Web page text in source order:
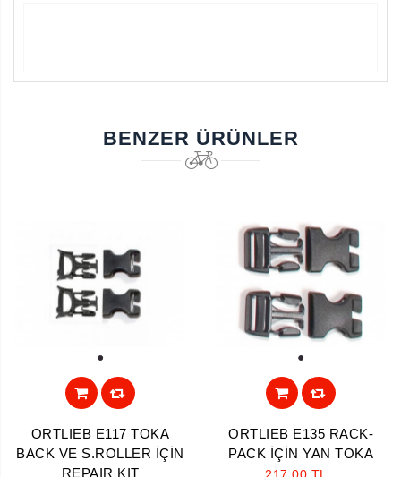
BENZER ÜRÜNLER
ORTLIEB E117 TOKA
BACK VE S.ROLLER İÇİN
REPAIR KIT
ORTLIEB E135 RACK-
PACK İÇİN YAN TOKA
217,00 TL